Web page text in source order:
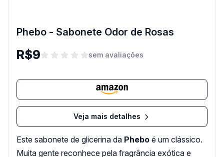
Phebo - Sabonete Odor de Rosas
R$9 sem avaliações
Veja mais detalhes
Este sabonete de glicerina da Phebo é um clássico.
Muita gente reconhece pela fragrância exótica e